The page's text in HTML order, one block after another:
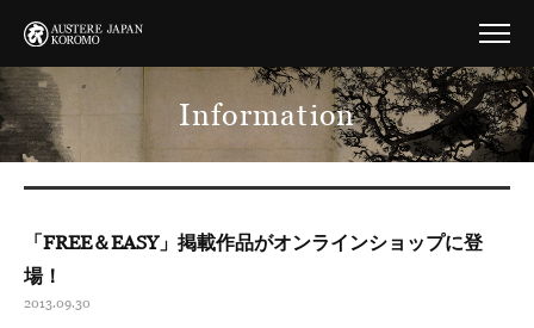
Information
「FREE＆EASY」掲載作品がオンラインショップに登
場！
2013.09.30